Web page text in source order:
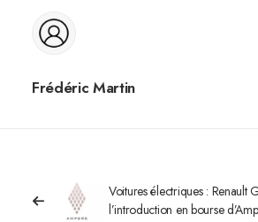
Frédéric Martin
Voitures électriques : Renault
l’introduction en bourse